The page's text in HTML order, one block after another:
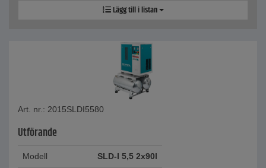
Lägg till i listan
Art. nr.: 2015SLDI5580
Utförande
Modell SLD-I 5,5 2x90l